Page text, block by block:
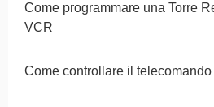
Come programmare una Torre
VCR
Come controllare il